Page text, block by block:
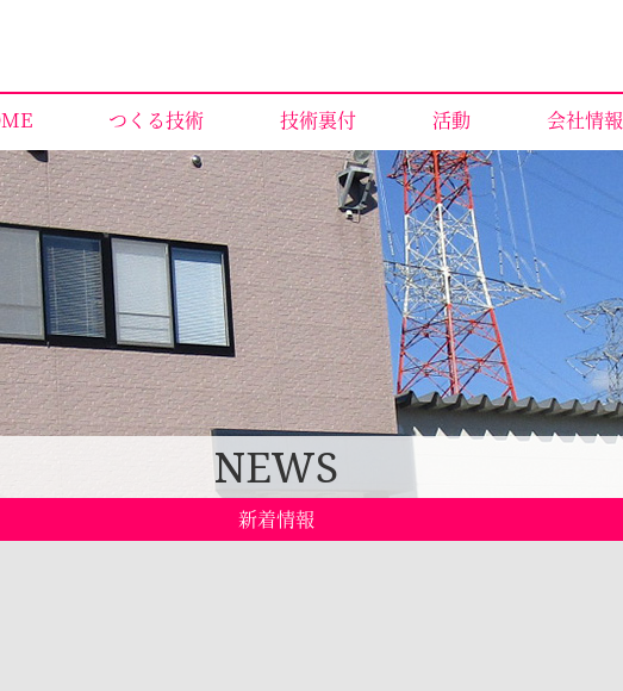
つくる技術 技術裏付 活動 会社情報
NEWS
新着情報